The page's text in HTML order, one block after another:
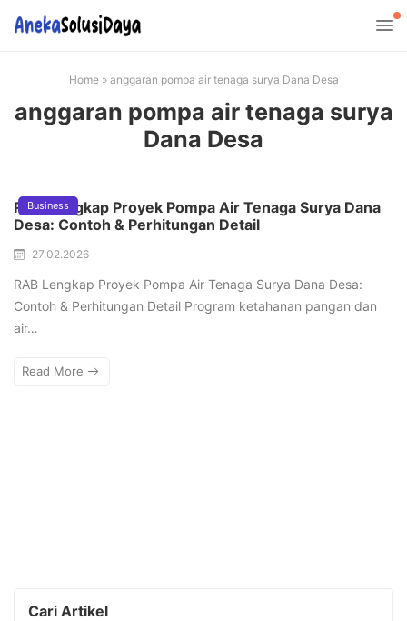
Home» anggaran pompa air tenaga surya Dana Desa
anggaran pompa air tenaga surya
Dana Desa
Business
RAB Lengkap Proyek Pompa Air Tenaga Surya Dana
Desa: Contoh & Perhitungan Detail
27.02.2026
RAB Lengkap Proyek Pompa Air Tenaga Surya Dana Desa:
Contoh & Perhitungan Detail Program ketahanan pangan dan
air…
Read More
Cari Artikel